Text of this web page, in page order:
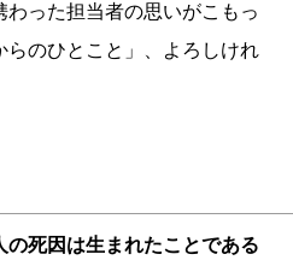
わった担当者の思いがこもっ
のひとこと」、よろしけれ
の死因は生まれたことである